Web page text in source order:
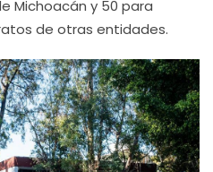
Michoacán y 50 para
de otras entidades.